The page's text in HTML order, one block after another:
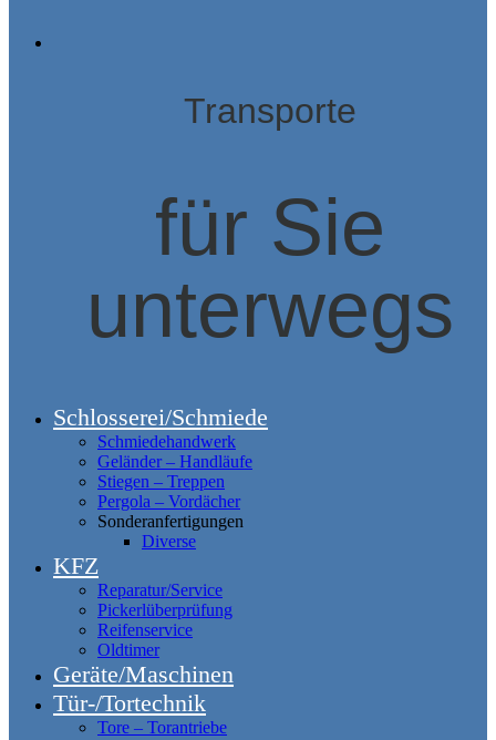
Transporte
für Sie
unterwegs
Schlosserei/Schmiede
Schmiedehandwerk
Geländer – Handläufe
Stiegen – Treppen
Pergola – Vordächer
Sonderanfertigungen
Diverse
KFZ
Reparatur/Service
Pickerlüberprüfung
Reifenservice
Oldtimer
Geräte/Maschinen
Tür-/Tortechnik
Tore – Torantriebe